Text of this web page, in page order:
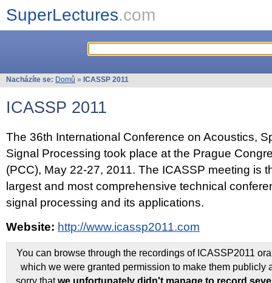
SuperLectures.com
Nacházíte se: Domů » ICASSP 2011
ICASSP 2011
The 36th International Conference on Acoustics,
Signal Processing took place at the Prague
(PCC), May 22-27, 2011. The ICASSP meeting is
largest and most comprehensive technical
signal processing and its applications.
Website: http://www.icassp2011.com
You can browse through the recordings of ICASSP2011
which we were granted permission to make them publicly